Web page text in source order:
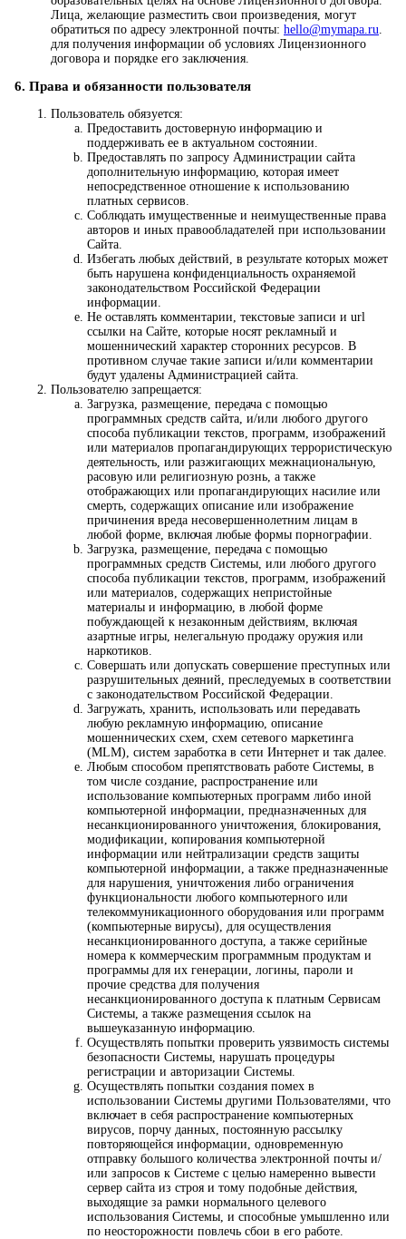
Лица, желающие разместить свои произведения, могут
обратиться по адресу электронной почты: hello@mymapa.ru.
для получения информации об условиях Лицензионного
договора и порядке его заключения.
6. Права и обязанности пользователя
Пользователь обязуется:
Предоставить достоверную информацию и
поддерживать ее в актуальном состоянии.
Предоставлять по запросу Администрации сайта
дополнительную информацию, которая имеет
непосредственное отношение к использованию
платных сервисов.
Соблюдать имущественные и неимущественные права
авторов и иных правообладателей при использовании
Сайта.
Избегать любых действий, в результате которых может
быть нарушена конфиденциальность охраняемой
законодательством Российской Федерации
информации.
Не оставлять комментарии, текстовые записи и url
ссылки на Сайте, которые носят рекламный и
мошеннический характер сторонних ресурсов. В
противном случае такие записи и/или комментарии
будут удалены Администрацией сайта.
Пользователю запрещается:
Загрузка, размещение, передача с помощью
программных средств сайта, и/или любого другого
способа публикации текстов, программ, изображений
или материалов пропагандирующих террористическую
деятельность, или разжигающих межнациональную,
расовую или религиозную рознь, а также
отображающих или пропагандирующих насилие или
смерть, содержащих описание или изображение
причинения вреда несовершеннолетним лицам в
любой форме, включая любые формы порнографии.
Загрузка, размещение, передача с помощью
программных средств Системы, или любого другого
способа публикации текстов, программ, изображений
или материалов, содержащих непристойные
материалы и информацию, в любой форме
побуждающей к незаконным действиям, включая
азартные игры, нелегальную продажу оружия или
наркотиков.
Совершать или допускать совершение преступных или
разрушительных деяний, преследуемых в соответствии
с законодательством Российской Федерации.
Загружать, хранить, использовать или передавать
любую рекламную информацию, описание
мошеннических схем, схем сетевого маркетинга
(MLM), систем заработка в сети Интернет и так далее.
Любым способом препятствовать работе Системы, в
том числе создание, распространение или
использование компьютерных программ либо иной
компьютерной информации, предназначенных для
несанкционированного уничтожения, блокирования,
модификации, копирования компьютерной
информации или нейтрализации средств защиты
компьютерной информации, а также предназначенные
для нарушения, уничтожения либо ограничения
функциональности любого компьютерного или
телекоммуникационного оборудования или программ
(компьютерные вирусы), для осуществления
несанкционированного доступа, а также серийные
номера к коммерческим программным продуктам и
программы для их генерации, логины, пароли и
прочие средства для получения
несанкционированного доступа к платным Сервисам
Системы, а также размещения ссылок на
вышеуказанную информацию.
Осуществлять попытки проверить уязвимость системы
безопасности Системы, нарушать процедуры
регистрации и авторизации Системы.
Осуществлять попытки создания помех в
использовании Системы другими Пользователями, что
включает в себя распространение компьютерных
вирусов, порчу данных, постоянную рассылку
повторяющейся информации, одновременную
отправку большого количества электронной почты и/
или запросов к Системе с целью намеренно вывести
сервер сайта из строя и тому подобные действия,
выходящие за рамки нормального целевого
использования Системы, и способные умышленно или
по неосторожности повлечь сбои в его работе.